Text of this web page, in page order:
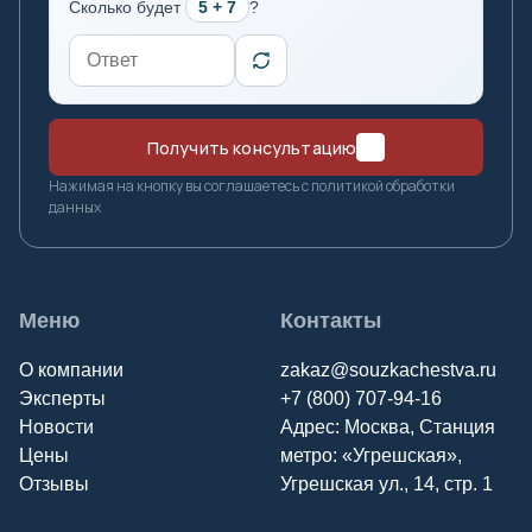
Меню
О компании
Эксперты
Новости
Цены
Отзывы
Контакты
zakaz@souzkachestva.ru
+7 (800) 707-94-16
Адрес: Москва, Станция
метро: «Угрешская»,
Угрешская ул., 14, стр. 1
Сколько будет 5 + 7 ?
Получить консультацию
Нажимая на кнопку вы соглашаетесь с политикой обработки
данных
П
Пермь
Петрозаводск
Петропавловск-Камчатск
Р
Ростов-на-Дону
Рязань